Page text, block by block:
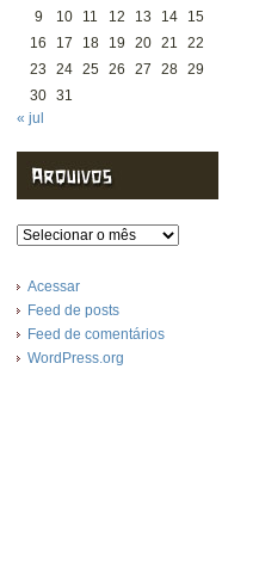
9
10 11 12 13 14
15
16
17 18 19 20 21
22
23
24 25 26 27 28 29
30 31
« jul
Arquivos
Acessar
Feed de posts
Feed de comentários
WordPress.org